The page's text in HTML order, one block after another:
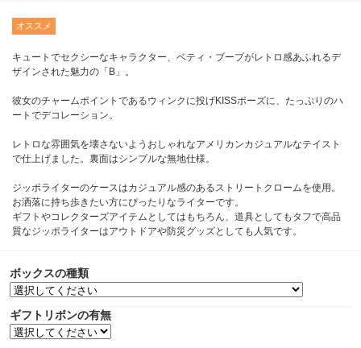
オススメ
キュートでセクシーなキャラクター、ベティ・ブープがレトロ感あふれるデ
ザインされた魅力の「B」。
彼女のチャームポイントであるウィンクに投げKISSポーズに、たっぷりのハ
ートでデコレーション。
レトロな雰囲気を壊さないようおしゃれなアメリカンカジュアルなテイスト
で仕上げました。裏面はシンプルな無地仕様。
ジッポライターのケースはカジュアル感のあるストリートクロームを使用。
お洒落に持ち歩きたい方にぴったりなライターです。
ギフトやコレクターズアイテムとしてはもちろん、道具としてもタフで高品
質なジッポライターはアウトドアや防災グッズとしても人気です。
ボックスの種類
ギフトリボンの有無